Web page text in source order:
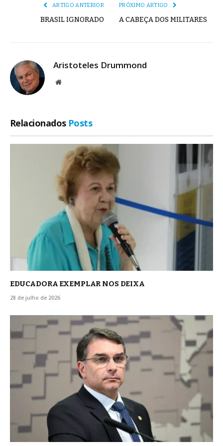
ARTIGO ANTERIOR
BRASIL IGNORADO
PRÓXIMO ARTIGO
A CABEÇA DOS MILITARES
Aristoteles Drummond
Site
Relacionados Posts
EDUCADORA EXEMPLAR NOS DEIXA
28 de julho de 2026